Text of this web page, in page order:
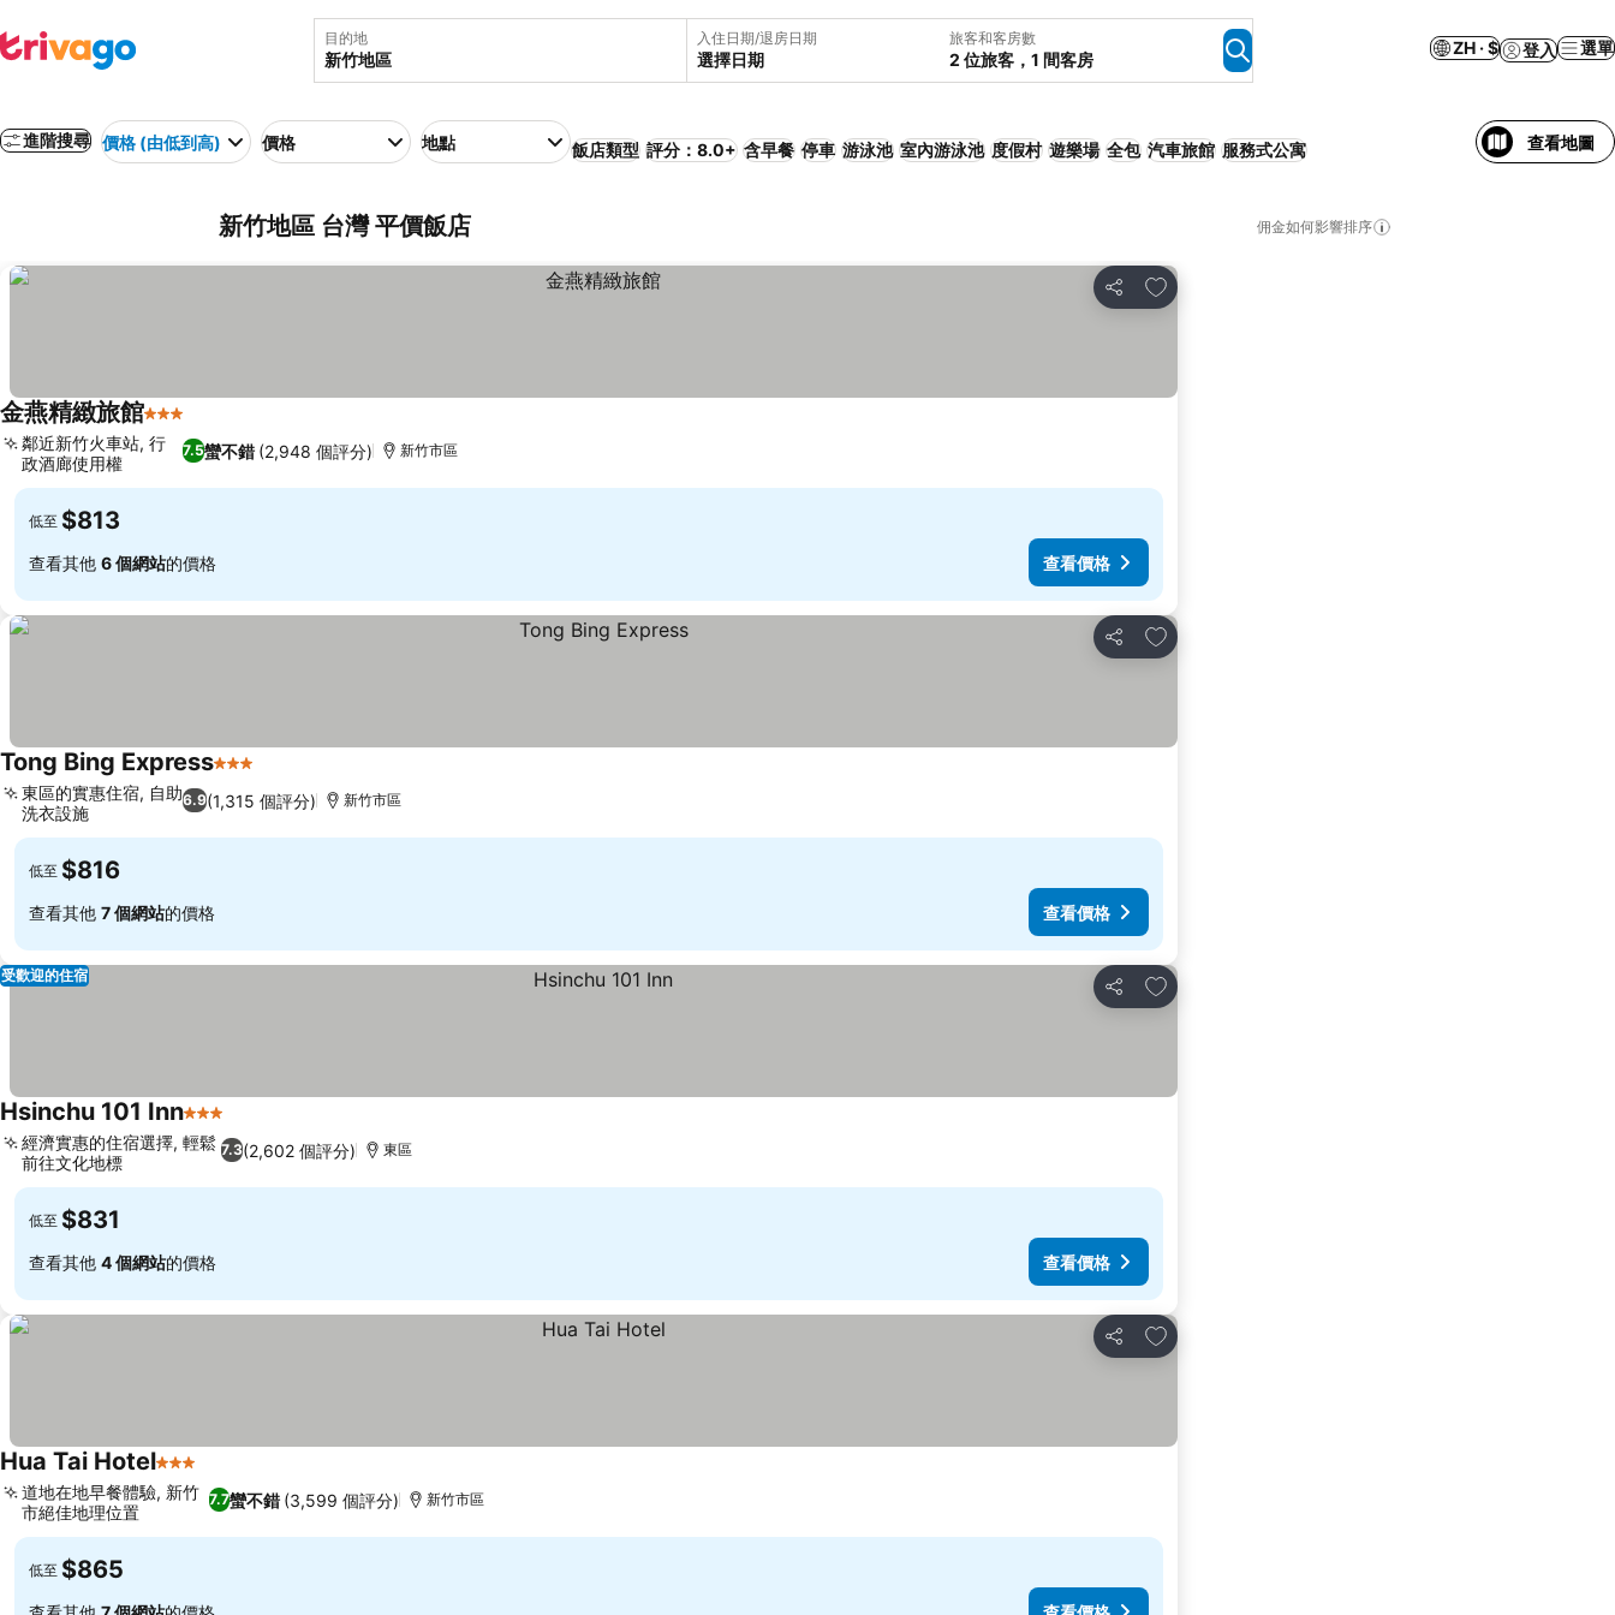
目的地 入住日期/退房日期
選擇日期
旅客和客房數
2 位旅客，1 間客房
ZH · $ 登入 選單
進階搜尋 價格 (由低到高) 價格 地點 飯店類型 評分：8.0+ 含早餐 停車 游泳池 室內游泳池 度假村 遊樂場 全包 汽車旅館 服務式公寓 查看地圖
新竹地區 台灣 平價飯店 佣金如何影響排序
分享
加入我的最愛
金燕精緻旅館3 星級
7.5蠻不錯 (2,948 個評分)
鄰近新竹火車站, 行
政酒廊使用權
新竹市區
低至 $813
查看其他 6 個網站的價格 查看價格
分享
加入我的最愛
Tong Bing Express3 星級
6.9(1,315 個評分)
東區的實惠住宿, 自助
洗衣設施
新竹市區
低至 $816
查看其他 7 個網站的價格 查看價格
分享
加入我的最愛
受歡迎的住宿
Hsinchu 101 Inn3 星級
7.3(2,602 個評分)
經濟實惠的住宿選擇, 輕鬆
前往文化地標
東區
低至 $831
查看其他 4 個網站的價格 查看價格
分享
加入我的最愛
Hua Tai Hotel3 星級
7.7蠻不錯 (3,599 個評分)
道地在地早餐體驗, 新竹
市絕佳地理位置
新竹市區
低至 $865